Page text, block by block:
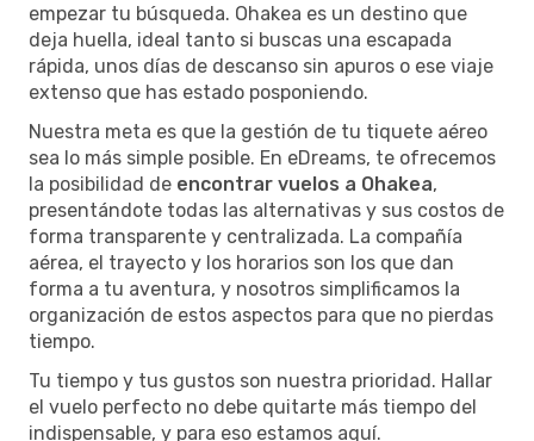
empezar tu búsqueda. Ohakea es un destino que
deja huella, ideal tanto si buscas una escapada
rápida, unos días de descanso sin apuros o ese viaje
extenso que has estado posponiendo.
Nuestra meta es que la gestión de tu tiquete aéreo
sea lo más simple posible. En eDreams, te ofrecemos
la posibilidad de encontrar vuelos a Ohakea,
presentándote todas las alternativas y sus costos de
forma transparente y centralizada. La compañía
aérea, el trayecto y los horarios son los que dan
forma a tu aventura, y nosotros simplificamos la
organización de estos aspectos para que no pierdas
tiempo.
Tu tiempo y tus gustos son nuestra prioridad. Hallar
el vuelo perfecto no debe quitarte más tiempo del
indispensable, y para eso estamos aquí.